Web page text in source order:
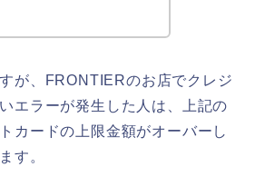
が、FRONTIERのお店でクレジ
エラーが発生した人は、上記の
カードの上限金額がオーバーし
す。